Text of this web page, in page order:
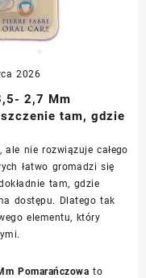
2026
2,7 Mm
tam, gdzie
nie rozwiązuje całego
łatwo gromadzi się
tam, gdzie
dostępu. Dlatego tak
elementu, który
Pomarańczowa to